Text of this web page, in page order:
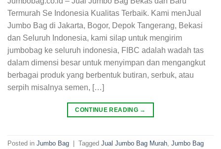
Termurah Se Indonesia Kualitas Terbaik. Kami menJual
Jumbo Bag di Jakarta, Bogor, Depok Tangerang, Bekasi
dan Seluruh Indonesia, kami silap untuk mengirim
jumbobag ke seluruh indonesia, FIBC adalah wadah tas
dalam dimensi besar untuk menyimpan dan mengangkut
berbagai produk yang berbentuk butiran, serbuk, atau
serpih misalnya semen, […]
CONTINUE READING →
Posted in Jumbo Bag Tagged Jual Jumbo Bag Murah, Jumbo Bag